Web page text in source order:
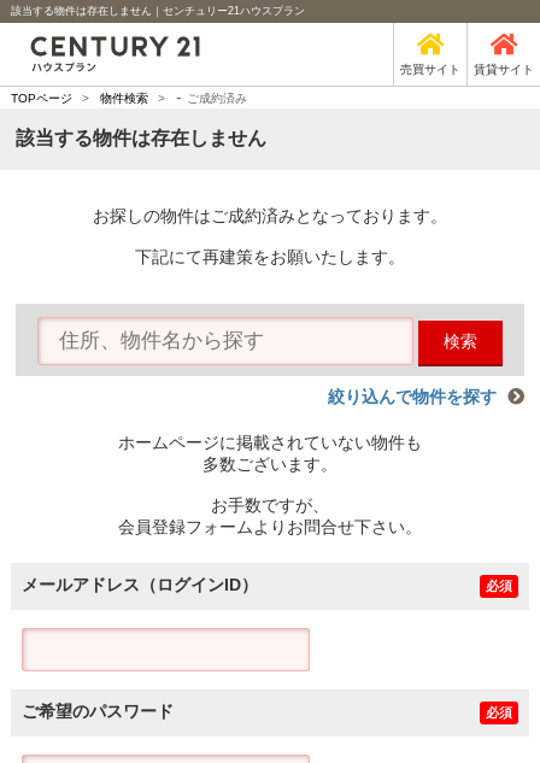
該当する物件は存在しません｜センチュリー21ハウスプラン
売買サイト 賃貸サイト
TOPページ > 物件検索 > - ご成約済み
該当する物件は存在しません
お探しの物件はご成約済みとなっております。
下記にて再建策をお願いたします。
検索
絞り込んで物件を探す
ホームページに掲載されていない物件も
多数ございます。
お手数ですが、
会員登録フォームよりお問合せ下さい。
メールアドレス（ログインID） 必須
ご希望のパスワード 必須